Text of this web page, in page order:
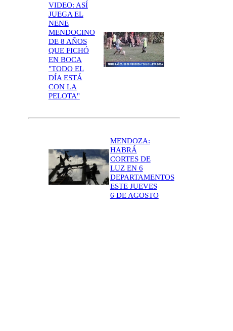
VIDEO: ASÍ
JUEGA EL
NENE
MENDOCINO
DE 8 AÑOS
QUE FICHÓ
EN BOCA
"TODO EL
DÍA ESTÁ
CON LA
PELOTA"
MENDOZA:
HABRÁ
CORTES DE
LUZ EN 6
DEPARTAMENTOS
ESTE JUEVES
6 DE AGOSTO